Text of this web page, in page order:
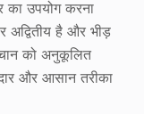
उपयोग करना
अद्वितीय है और भीड़
को अनुकूलित
और आसान तरीका